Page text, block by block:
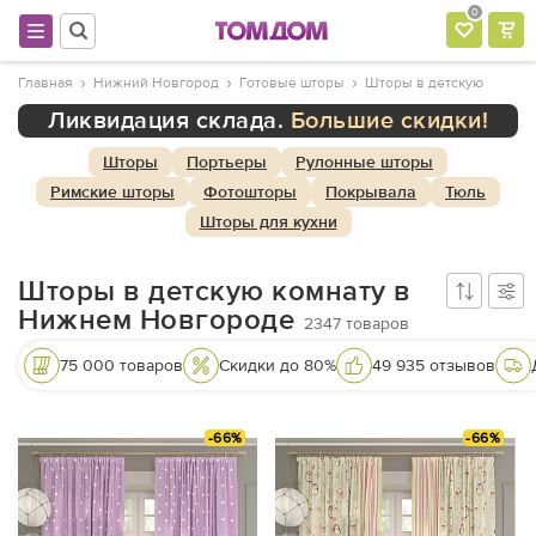
0
Главная Нижний Новгород Готовые шторы Шторы в детскую
Ликвидация склада. Большие скидки!
Шторы Портьеры
Рулонные шторы
Римские шторы
Фотошторы Покрывала
Тюль
Шторы для кухни
Шторы в детскую комнату в
Нижнем Новгороде 2347товаров
75 000 товаров Скидки до 80% 49 935 отзывов
-66% -66%